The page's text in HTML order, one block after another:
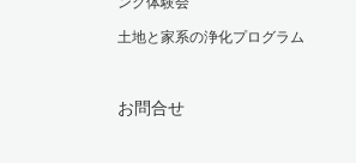
土地と家系の浄化プログラム
お問合せ